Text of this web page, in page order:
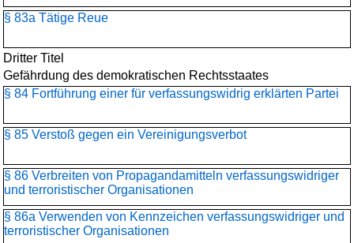
§ 83a Tätige Reue
Dritter Titel
Gefährdung des demokratischen Rechtsstaates
§ 84 Fortführung einer für verfassungswidrig erklärten Partei
§ 85 Verstoß gegen ein Vereinigungsverbot
§ 86 Verbreiten von Propagandamitteln verfassungswidriger
und terroristischer Organisationen
§ 86a Verwenden von Kennzeichen verfassungswidriger und
terroristischer Organisationen